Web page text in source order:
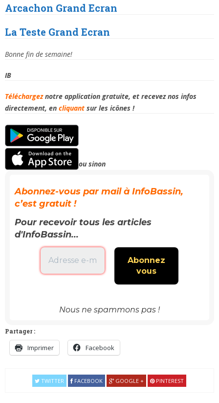
Arcachon Grand Ecran
La Teste Grand Ecran
Bonne fin de semaine!
IB
Téléchargeznotre application gratuite, et recevez nos infos
directement, en cliquant sur les icônes !
ou sinon
Abonnez-vous par mail à InfoBassin,
c’est gratuit !
Pour recevoir tous les articles
d'InfoBassin...
Nous ne spammons pas !
Partager :
Imprimer Facebook
TWITTER FACEBOOK GOOGLE + PINTEREST